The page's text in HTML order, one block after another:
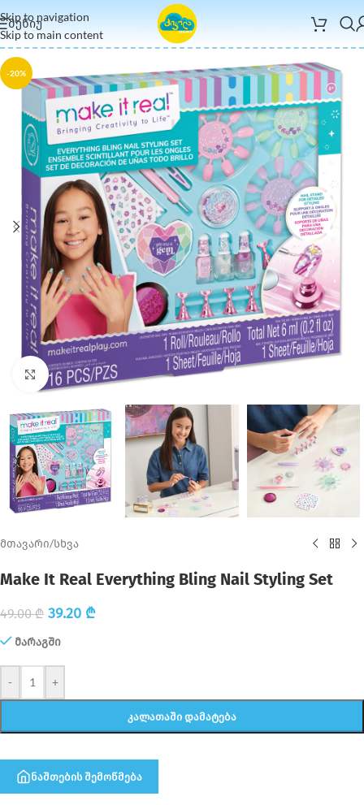
Skip to navigation
Skip to main content
ᲛᲔᲜᲘᲣ
-20%
Click to enlarge
მთავარი/სხვა
Make It Real Everything Bling Nail Styling Set
49.00₾ 39.20 ₾
მარაგში
- +
ᲙᲐᲚᲐᲗᲐᲨᲘ ᲓᲐᲛᲐᲢᲔᲑᲐ
ნაშთების შემოწმება